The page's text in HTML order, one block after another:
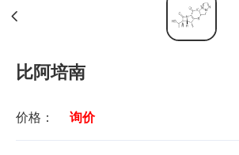
比阿培南
价格： 询价